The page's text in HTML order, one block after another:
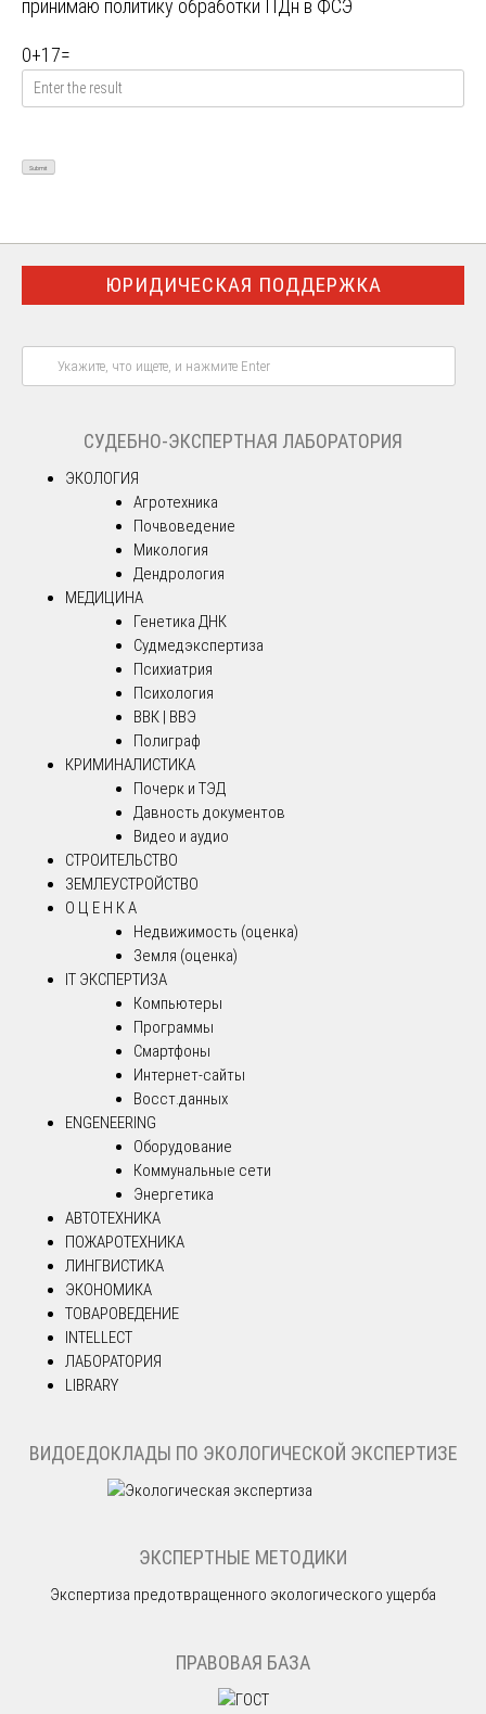
принимаю политику обработки ПДн в ФСЭ
0+17=
ЮРИДИЧЕСКАЯ ПОДДЕРЖКА
СУДЕБНО-ЭКСПЕРТНАЯ ЛАБОРАТОРИЯ
ЭКОЛОГИЯ
Агротехника
Почвоведение
Микология
Дендрология
МЕДИЦИНА
Генетика ДНК
Судмедэкспертиза
Психиатрия
Психология
ВВК | ВВЭ
Полиграф
КРИМИНАЛИСТИКА
Почерк и ТЭД
Давность документов
Видео и аудио
СТРОИТЕЛЬСТВО
ЗЕМЛЕУСТРОЙСТВО
О Ц Е Н К А
Недвижимость (оценка)
Земля (оценка)
IT ЭКСПЕРТИЗА
Компьютеры
Программы
Смартфоны
Интернет-сайты
Восст.данных
ENGENEERING
Оборудование
Коммунальные сети
Энергетика
АВТОТЕХНИКА
ПОЖАРОТЕХНИКА
ЛИНГВИСТИКА
ЭКОНОМИКА
ТОВАРОВЕДЕНИЕ
INTELLECT
ЛАБОРАТОРИЯ
LIBRARY
ВИДОЕДОКЛАДЫ ПО ЭКОЛОГИЧЕСКОЙ ЭКСПЕРТИЗЕ
ЭКСПЕРТНЫЕ МЕТОДИКИ
Экспертиза предотвращенного экологического ущерба
ПРАВОВАЯ БАЗА